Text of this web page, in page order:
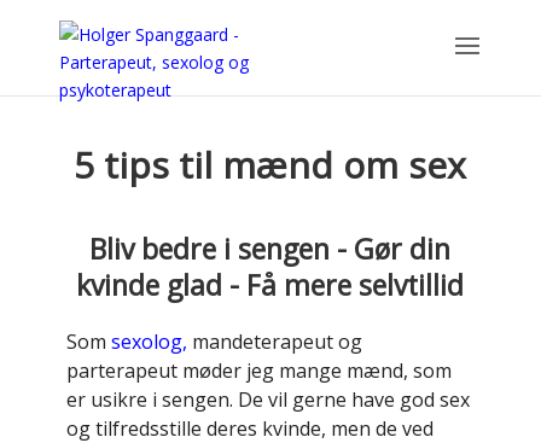
5 tips til mænd om sex
Bliv bedre i sengen - Gør din
kvinde glad - Få mere selvtillid
Som sexolog, mandeterapeut og
parterapeut møder jeg mange mænd, som
er usikre i sengen. De vil gerne have god sex
og tilfredsstille deres kvinde, men de ved